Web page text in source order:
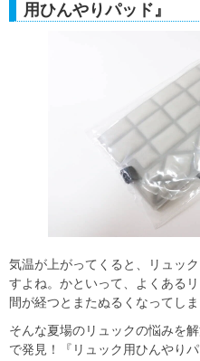
用ひんやりパッド』
気温が上がってくると、リュッ
すよね。かといって、よくある
間が経つとまたぬるくなってし
そんな夏場のリュックの悩みを
で発見！『リュック用ひんやり